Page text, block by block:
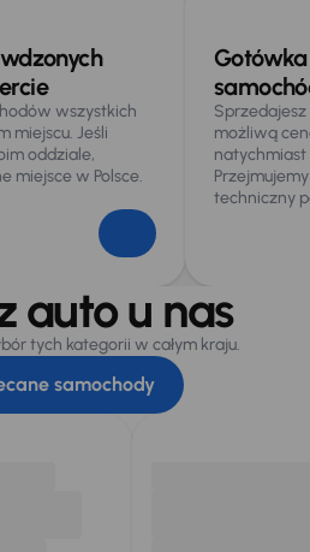
wszystkich
miejscu. Jeśli
oddziale,
miejsce w Polsce.
możliwą
techniczny
auto u nas
tych kategorii w całym kraju.
samochody